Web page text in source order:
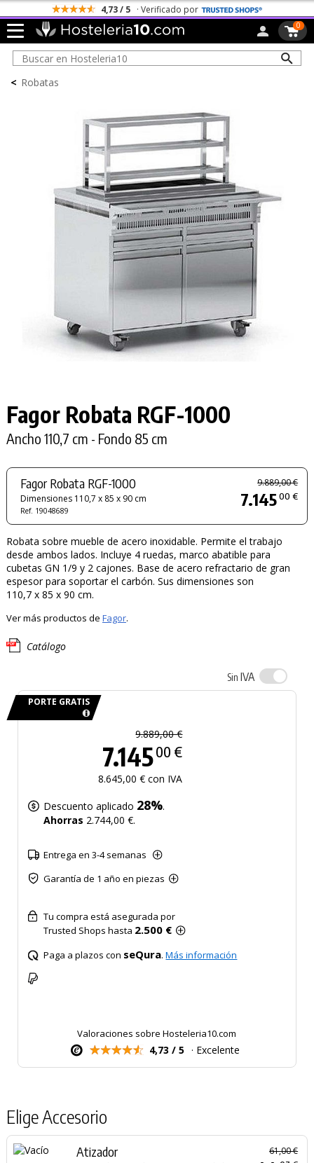
4,73 / 5 · Verificado por
0
< Robatas
Fagor Robata RGF-1000
Ancho 110,7 cm - Fondo 85 cm
Fagor Robata RGF-1000
Dimensiones 110,7 x 85 x 90 cm
Ref. 19048689
9.889,00 €
7.14500 €
Robata sobre mueble de acero inoxidable. Permite el trabajo
desde ambos lados. Incluye 4 ruedas, marco abatible para
cubetas GN 1/9 y 2 cajones. Base de acero refractario de gran
espesor para soportar el carbón. Sus dimensiones son
110,7 x 85 x 90 cm.
Ver más productos de Fagor.
Catálogo
Sin IVA
PORTE GRATIS
9.889,00 €
7.14500 €
8.645,00 € con IVA
Descuento aplicado 28%.
Ahorras 2.744,00 €.
Entrega en 3-4 semanas
Garantía de 1 año en piezas
Tu compra está asegurada por
Trusted Shops hasta 2.500 €
Paga a plazos con seQura.Más información
Valoraciones sobre Hosteleria10.com
4,73 / 5 · Excelente
Elige Accesorio
Atizador 61,00 €